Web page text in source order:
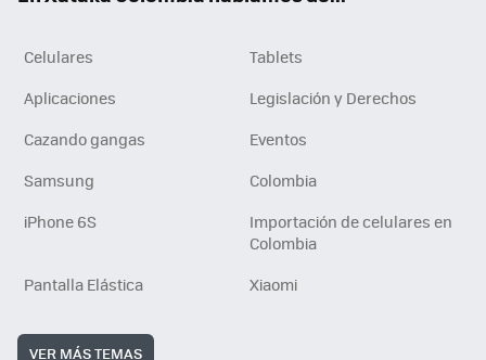
Celulares
Tablets
Aplicaciones
Legislación y Derechos
Cazando gangas
Eventos
Samsung
Colombia
iPhone 6S
Importación de celulares en
Colombia
Pantalla Elástica
Xiaomi
VER MÁS TEMAS